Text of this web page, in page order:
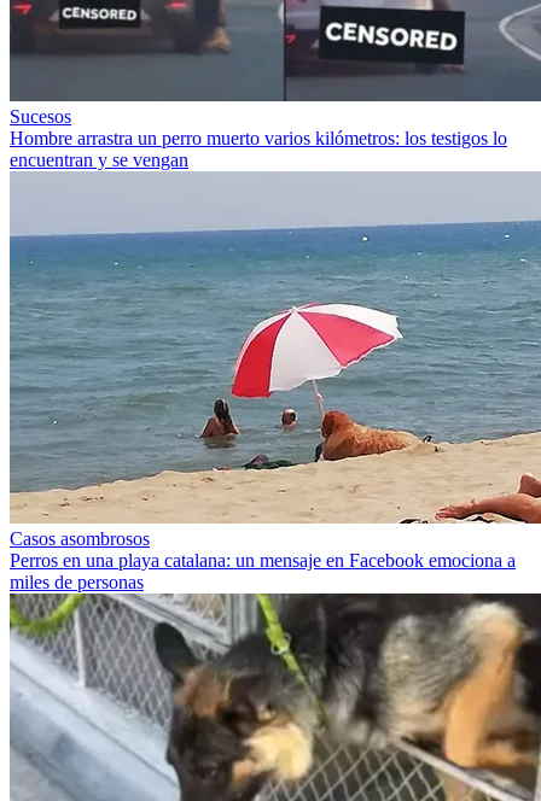
Sucesos
Hombre arrastra un perro muerto varios kilómetros: los testigos lo
encuentran y se vengan
Casos asombrosos
Perros en una playa catalana: un mensaje en Facebook emociona a
miles de personas